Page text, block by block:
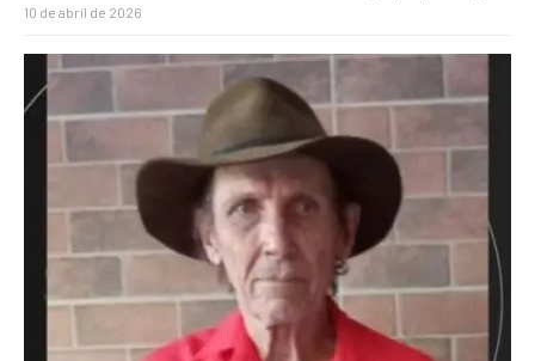
10 de abril de 2026